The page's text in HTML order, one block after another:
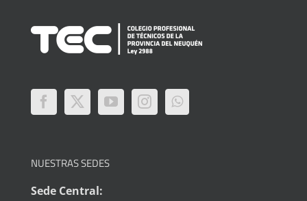
NUESTRAS SEDES
Sede Central: